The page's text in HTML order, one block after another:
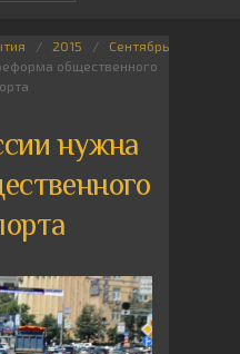
2015
Сентябрь
общественного
нужна